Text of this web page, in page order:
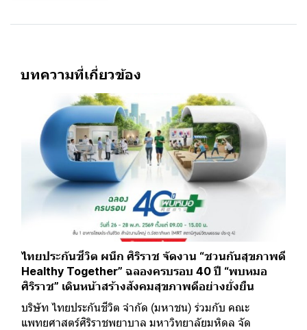
บทความที่เกี่ยวข้อง
ไทยประกันชีวิต ผนึก ศิริราช จัดงาน “ชวนกันสุขภาพดี
Healthy Together” ฉลองครบรอบ 40 ปี “พบหมอ
ศิริราช” เดินหน้าสร้างสังคมสุขภาพดีอย่างยั่งยืน
บริษัท ไทยประกันชีวิต จำกัด (มหาชน) ร่วมกับ คณะ
แพทยศาสตร์ศิริราชพยาบาล มหาวิทยาลัยมหิดล จัด